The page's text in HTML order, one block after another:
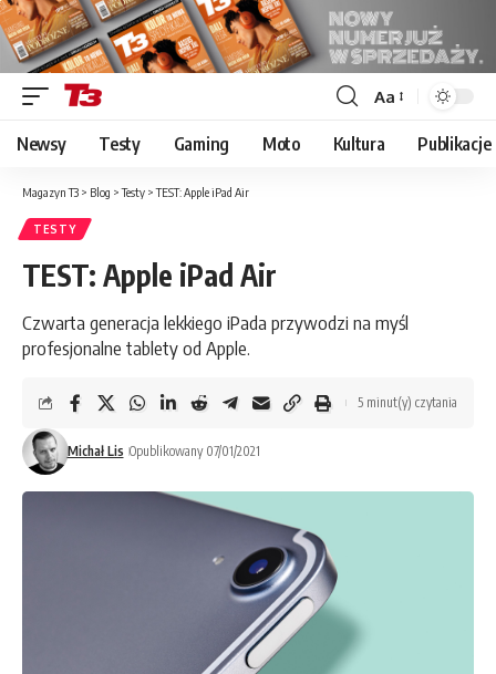
Font
Resizer
Aa
Newsy Testy Gaming Moto Kultura Publikacje
Magazyn T3 > Blog >Testy >TEST: Apple iPad Air
TESTY
TEST: Apple iPad Air
Czwarta generacja lekkiego iPada przywodzi na myśl
profesjonalne tablety od Apple.
Michał Lis Opublikowany 07/01/2021
5 minut(y) czytania